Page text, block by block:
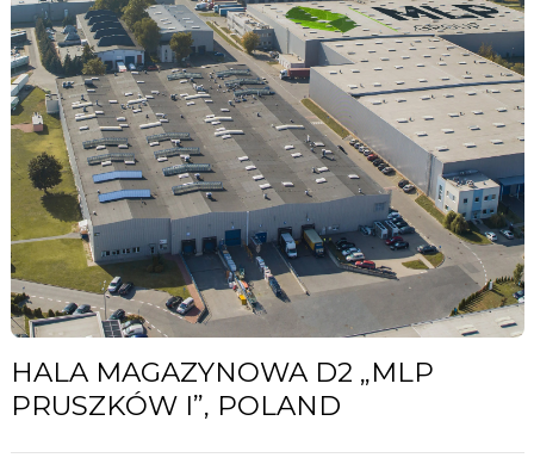
HALA MAGAZYNOWA D2 „MLP
PRUSZKÓW I”, POLAND